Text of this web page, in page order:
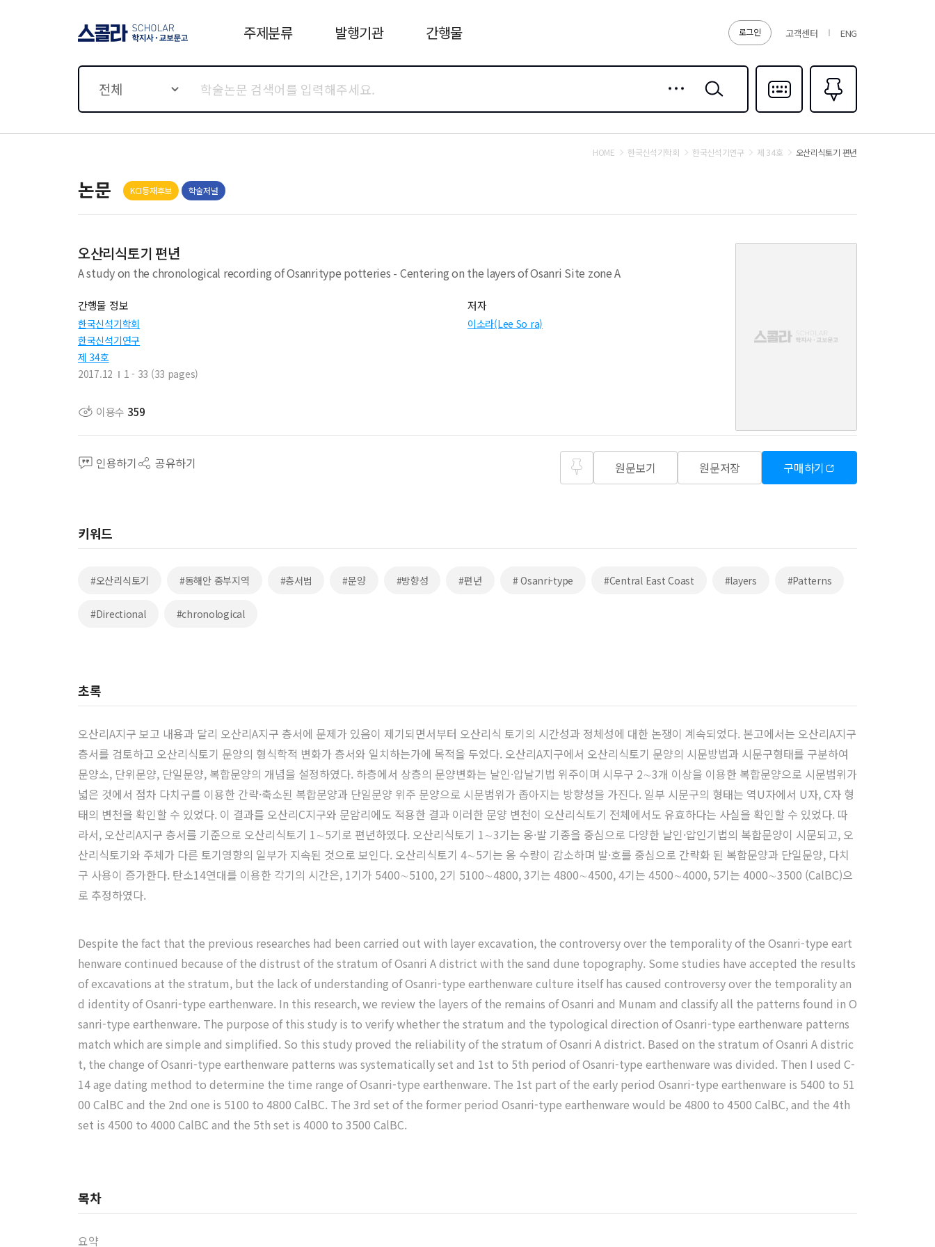
로그인 고객센터 ENG
주제분류 발행기관 간행물
전체
검색
다국어입력
즐겨찾기0
HOME 한국신석기학회 한국신석기연구 제 34호 오산리식토기 편년
논문 KCI등재후보 학술저널
오산리식토기 편년
A study on the chronological recording of Osanritype potteries - Centering on the layers of Osanri Site zone A
간행물 정보
한국신석기학회
한국신석기연구
제 34호
2017.12
1 - 33 (33 pages)
저자
이소라(Lee So ra)
이용수 359
인용하기 공유하기 원문보기 원문저장 구매하기
키워드
#오산리식토기 #동해안 중부지역 #층서법 #문양 #방향성 #편년 # Osanri-type #Central East Coast #layers #Patterns
#Directional #chronological
초록
오산리A지구 보고 내용과 달리 오산리A지구 층서에 문제가 있음이 제기되면서부터 오산리식 토기의 시간성과 정체성에 대한 논쟁이 계속되었다. 본고에서는 오산리A지구
층서를 검토하고 오산리식토기 문양의 형식학적 변화가 층서와 일치하는가에 목적을 두었다. 오산리A지구에서 오산리식토기 문양의 시문방법과 시문구형태를 구분하여
문양소, 단위문양, 단일문양, 복합문양의 개념을 설정하였다. 하층에서 상층의 문양변화는 날인·압날기법 위주이며 시무구 2∼3개 이상을 이용한 복합문양으로 시문범위가
넓은 것에서 점차 다치구를 이용한 간략·축소된 복합문양과 단일문양 위주 문양으로 시문범위가 좁아지는 방향성을 가진다. 일부 시문구의 형태는 역U자에서 U자, C자 형
태의 변천을 확인할 수 있었다. 이 결과를 오산리C지구와 문암리에도 적용한 결과 이러한 문양 변천이 오산리식토기 전체에서도 유효하다는 사실을 확인할 수 있었다. 따
라서, 오산리A지구 층서를 기준으로 오산리식토기 1∼5기로 편년하였다. 오산리식토기 1∼3기는 옹·발 기종을 중심으로 다양한 날인·압인기법의 복합문양이 시문되고, 오
산리식토기와 주체가 다른 토기영향의 일부가 지속된 것으로 보인다. 오산리식토기 4∼5기는 옹 수량이 감소하며 발·호를 중심으로 간략화 된 복합문양과 단일문양, 다치
구 사용이 증가한다. 탄소14연대를 이용한 각기의 시간은, 1기가 5400∼5100, 2기 5100∼4800, 3기는 4800∼4500, 4기는 4500∼4000, 5기는 4000∼3500 (CalBC)으
로 추정하였다.
Despite the fact that the previous researches had been carried out with layer excavation, the controversy over the temporality of the Osanri-type eart
henware continued because of the distrust of the stratum of Osanri A district with the sand dune topography. Some studies have accepted the results
of excavations at the stratum, but the lack of understanding of Osanri-type earthenware culture itself has caused controversy over the temporality an
d identity of Osanri-type earthenware. In this research, we review the layers of the remains of Osanri and Munam and classify all the patterns found in O
sanri-type earthenware. The purpose of this study is to verify whether the stratum and the typological direction of Osanri-type earthenware patterns
match which are simple and simplified. So this study proved the reliability of the stratum of Osanri A district. Based on the stratum of Osanri A distric
t, the change of Osanri-type earthenware patterns was systematically set and 1st to 5th period of Osanri-type earthenware was divided. Then I used C-
14 age dating method to determine the time range of Osanri-type earthenware. The 1st part of the early period Osanri-type earthenware is 5400 to 51
00 CalBC and the 2nd one is 5100 to 4800 CalBC. The 3rd set of the former period Osanri-type earthenware would be 4800 to 4500 CalBC, and the 4th
set is 4500 to 4000 CalBC and the 5th set is 4000 to 3500 CalBC.
목차
요약